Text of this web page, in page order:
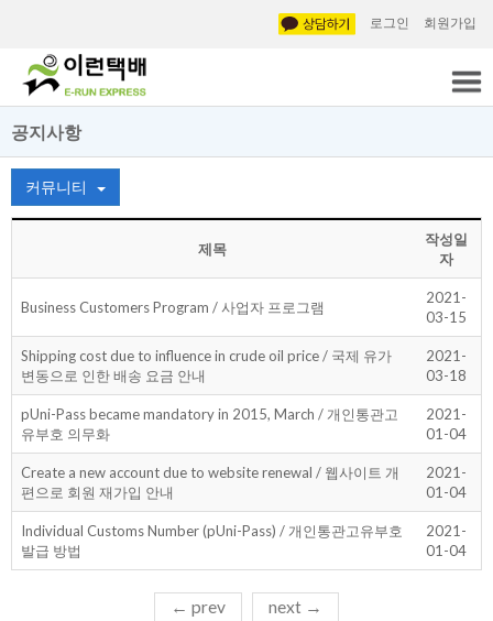
로그인 회원가입
공지사항
커뮤니티
제목
작성일
자
Business Customers Program / 사업자 프로그램
2021-
03-15
Shipping cost due to influence in crude oil price / 국제 유가
변동으로 인한 배송 요금 안내
2021-
03-18
pUni-Pass became mandatory in 2015, March / 개인통관고
유부호 의무화
2021-
01-04
Create a new account due to website renewal / 웹사이트 개
편으로 회원 재가입 안내
2021-
01-04
Individual Customs Number (pUni-Pass) / 개인통관고유부호
발급 방법
2021-
01-04
← prev next →